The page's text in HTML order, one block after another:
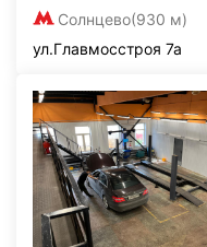
Солнцево(930 м)
ул.Главмосстроя 7а